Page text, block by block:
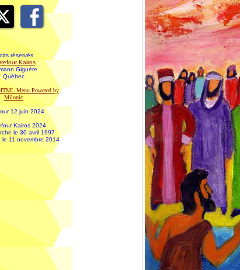
réservés
Kairos
Giguère
Québec
Menu Powered by
Milonic
12 juin 2024
Kairos 2024
le 30 avril 1997
le 11 novembre 2014